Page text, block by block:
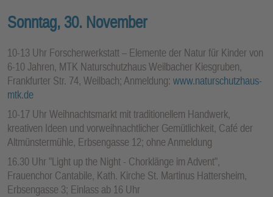
Sonntag, 30. November
10-13 Uhr Forscherwerkstatt – Elemente der Natur für Kinder von
6-10 Jahren, MTK Naturschutzhaus Weilbacher Kiesgruben,
Frankfurter Str. 74, Weilbach; Anmeldung: www.naturschutzhaus-
mtk.de
10-17 Uhr Weihnachtsmarkt mit traditionellem Handwerk,
kreativen Ideen und vorweihnachtlicher Gemütlichkeit, Café der
Altmünstermühle, Erbsengasse 12; ohne Anmeldung
16.30 Uhr "Light up the Night - Chorklänge im Advent",
Frauenchor Cantabile, Kath. Kirche St. Martinus Hattersheim,
Erbsengasse 3; Einlass ab 16 Uhr